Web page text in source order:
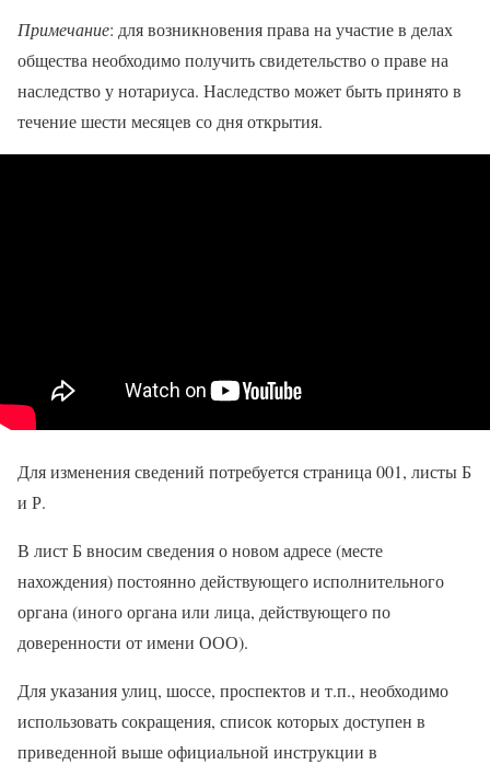
Примечание: для возникновения права на участие в делах
общества необходимо получить свидетельство о праве на
наследство у нотариуса. Наследство может быть принято в
течение шести месяцев со дня открытия.
Для изменения сведений потребуется страница 001, листы Б
и Р.
В лист Б вносим сведения о новом адресе (месте
нахождения) постоянно действующего исполнительного
органа (иного органа или лица, действующего по
доверенности от имени ООО).
Для указания улиц, шоссе, проспектов и т.п., необходимо
использовать сокращения, список которых доступен в
приведенной выше официальной инструкции в